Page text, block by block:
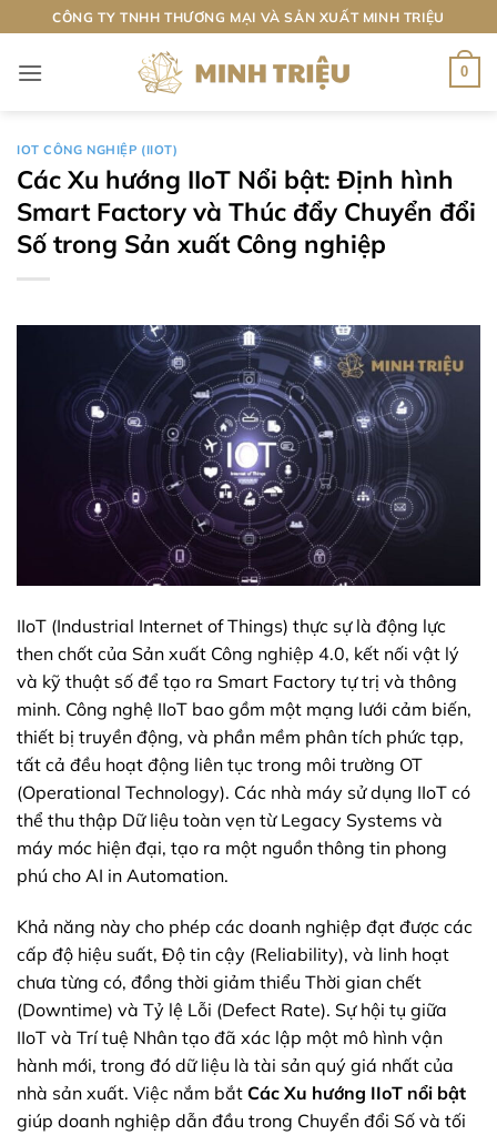
qua
nội
CÔNG TY TNHH THƯƠNG MẠI VÀ SẢN XUẤT MINH TRIỆU
0
IOT CÔNG NGHIỆP (IIOT)
Các Xu hướng IIoT Nổi bật: Định hình
Smart Factory và Thúc đẩy Chuyển đổi
Số trong Sản xuất Công nghiệp
IIoT (Industrial Internet of Things) thực sự là động lực
then chốt của Sản xuất Công nghiệp 4.0, kết nối vật lý
và kỹ thuật số để tạo ra Smart Factory tự trị và thông
minh. Công nghệ IIoT bao gồm một mạng lưới cảm biến,
thiết bị truyền động, và phần mềm phân tích phức tạp,
tất cả đều hoạt động liên tục trong môi trường OT
(Operational Technology). Các nhà máy sử dụng IIoT có
thể thu thập Dữ liệu toàn vẹn từ Legacy Systems và
máy móc hiện đại, tạo ra một nguồn thông tin phong
phú cho AI in Automation.
Khả năng này cho phép các doanh nghiệp đạt được các
cấp độ hiệu suất, Độ tin cậy (Reliability), và linh hoạt
chưa từng có, đồng thời giảm thiểu Thời gian chết
(Downtime) và Tỷ lệ Lỗi (Defect Rate). Sự hội tụ giữa
IIoT và Trí tuệ Nhân tạo đã xác lập một mô hình vận
hành mới, trong đó dữ liệu là tài sản quý giá nhất của
nhà sản xuất. Việc nắm bắt Các Xu hướng IIoT nổi bật
giúp doanh nghiệp dẫn đầu trong Chuyển đổi Số và tối